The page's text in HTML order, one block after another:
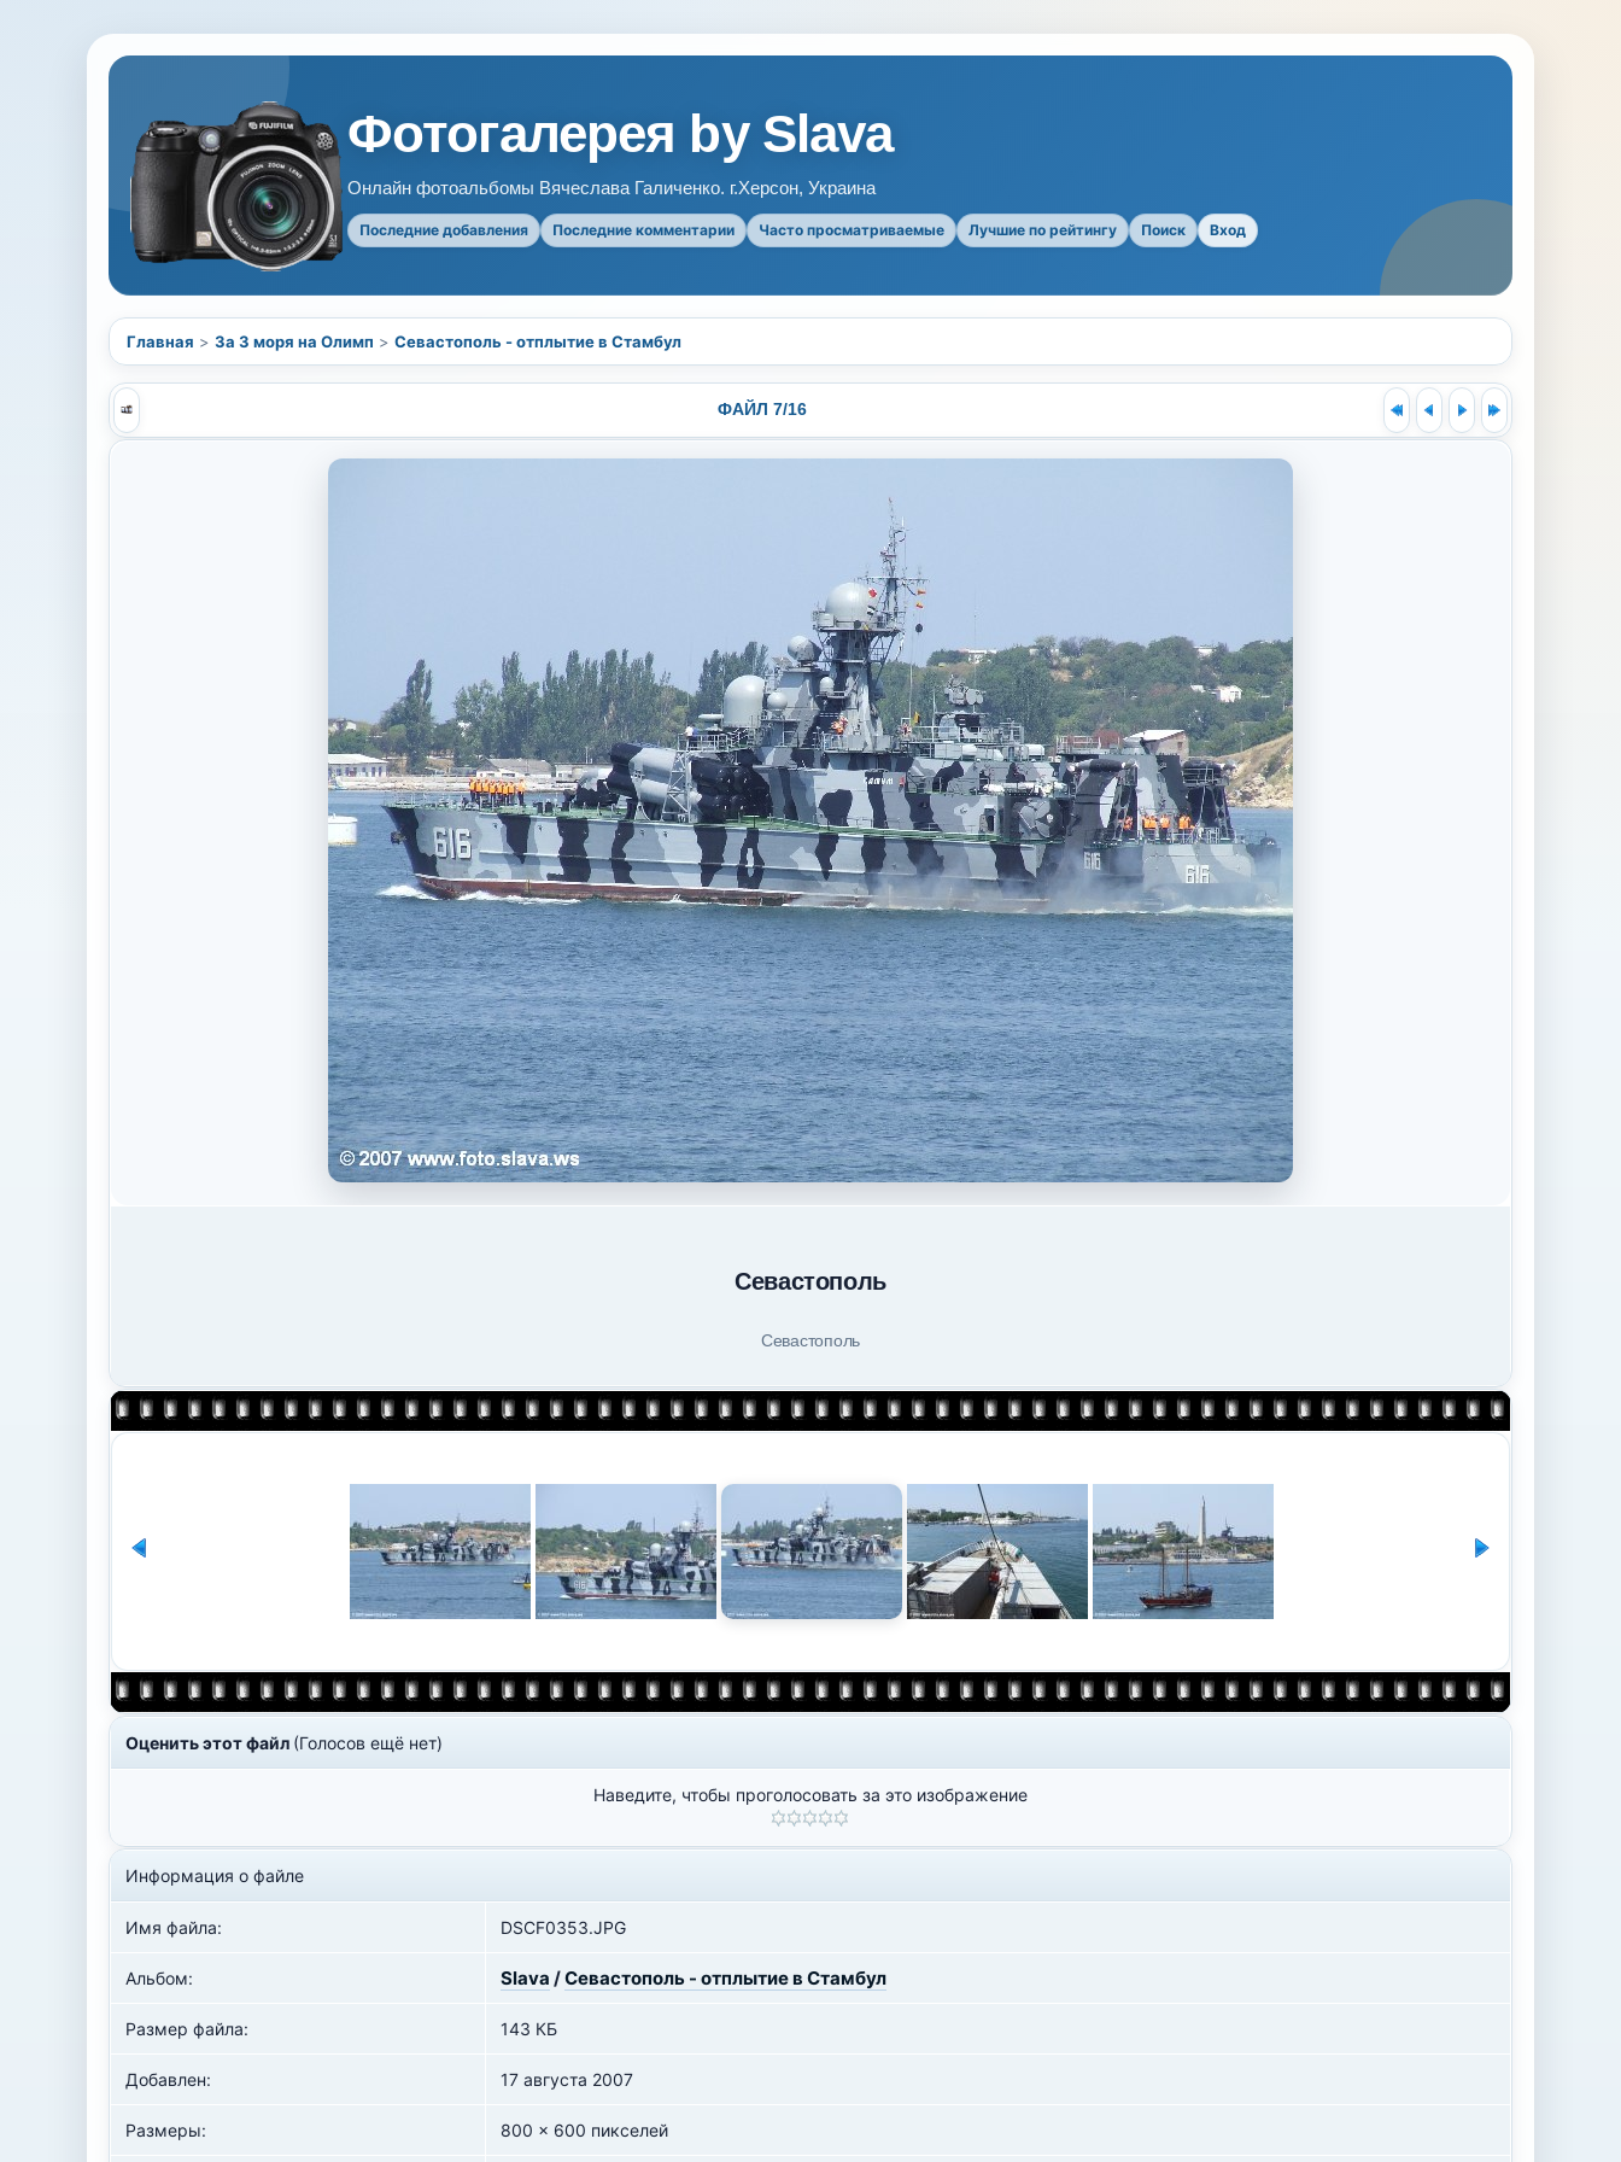
Фотогалерея by Slava
Онлайн фотоальбомы Вячеслава Галиченко. г.Херсон, Украина
Последние добавления Последние комментарии Часто просматриваемые Лучшие по рейтингу Поиск Вход
Главная > За 3 моря на Олимп > Севастополь - отплытие в Стамбул
ФАЙЛ 7/16
Севастополь
Севастополь
Оценить этот файл (Голосов ещё нет)
Наведите, чтобы проголосовать за это изображение
Информация о файле
Имя файла: DSCF0353.JPG
Альбом: Slava /Севастополь - отплытие в Стамбул
Размер файла: 143 КБ
Добавлен: 17 августа 2007
Размеры: 800 x 600 пикселей